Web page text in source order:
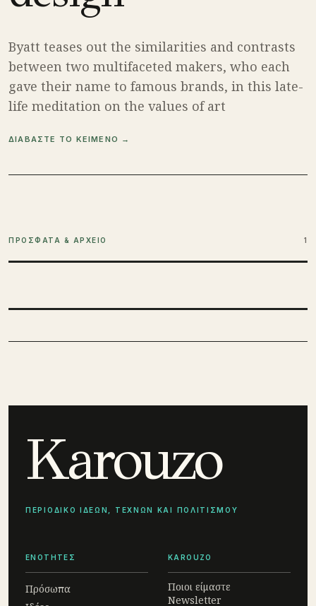
Byatt teases out the similarities and contrasts
between two multifaceted makers, who each
gave their name to famous brands, in this late-
life meditation on the values of art
ΔΙΑΒΑΣΤΕ ΤΟ ΚΕΙΜΕΝΟ →
ΠΡΟΣΦΑΤΑ & ΑΡΧΕΙΟ 1
Karouzo
ΠΕΡΙΟΔΙΚΟ ΙΔΕΩΝ, ΤΕΧΝΩΝ ΚΑΙ ΠΟΛΙΤΙΣΜΟΥ
ΕΝΟΤΗΤΕΣ
Πρόσωπα
KAROUZO
Ποιοι είμαστε
Newsletter